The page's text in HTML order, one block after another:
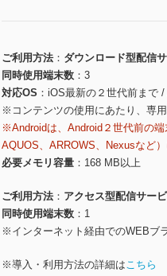
ご利用方法
ダウンロード型配信
同時使用端末数
3
対応OS
iOS最新の２世代前まで
※コンテンツの使用にあたり、専
※Androidは、Android２世代前の
AQUOS、ARROWS、Nexusなど
必要メモリ容量
168 MB以上
ご利用方法
アクセス型配信サービ
同時使用端末数
1
※インターネット経由でのWEBブ
※導入・利用方法の詳細はこちら